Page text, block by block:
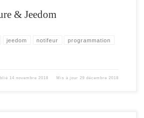
& Jeedom
jeedom notifeur programmation
14 novembre 2018 Mis à jour29 décembre 2018